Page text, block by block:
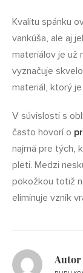
Kvalitu spánku
vankúša, ale aj
materiálov je už
vyznačuje
materiál, ktorý
V súvislosti s
často hovorí o
najmä pre tých,
pleti. Medzi
pokožkou totiž
eliminuje vznik
Autor